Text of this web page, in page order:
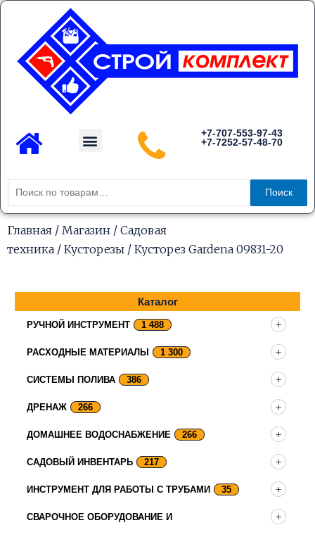
Перейти
содержимому
Menu
+7-707-553-97-43
+7-7252-57-48-70
Искать:
Поиск
Главная / Магазин / Садовая
техника / Кусторезы / Кусторез Gardena 09831-20
Каталог
РУЧНОЙ ИНСТРУМЕНТ 1 488
РАСХОДНЫЕ МАТЕРИАЛЫ 1 300
СИСТЕМЫ ПОЛИВА 386
ДРЕНАЖ 266
ДОМАШНЕЕ ВОДОСНАБЖЕНИЕ 266
САДОВЫЙ ИНВЕНТАРЬ 217
ИНСТРУМЕНТ ДЛЯ РАБОТЫ С ТРУБАМИ 35
СВАРОЧНОЕ ОБОРУДОВАНИЕ И